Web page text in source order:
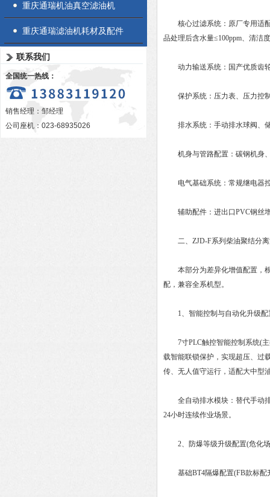
重庆通瑞机油真空滤油机
重庆通瑞滤油机耗材及配件
联系我们
全国统一热线：
销售经理：邹经理
公司座机：023-68935026
核心过滤系统：原厂专用适配
品处理后含水量≤100ppm、清洁
动力输送系统：国产优质齿轮
保护系统：压力表、压力控制
排水系统：手动排水球阀、储
机身与管路配置：碳钢机身、
电气基础系统：常规继电器
辅助配件：进出口PVC钢丝增
二、ZJD-F系列柴油聚结分离
本部分为差异化增值配置，根
配，兼容全系机型。
1、智能控制与自动化升级配
7寸PLC触控智能控制系统(主
载智能联锁保护，实现超压、过
传、无人值守运行，适配大中型
全自动排水模块：替代手动排
24小时连续作业场景。
2、防爆等级升级配置(危化
基础BT4隔爆配置(FB款标配